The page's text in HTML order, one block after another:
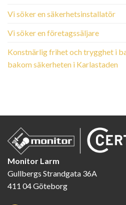
Vi söker en säkerhetsinstallatör
Vi söker en företagssäljare
Konstnärlig frihet och trygghet i
bakom säkerheten i Karlastaden
Monitor Larm
Gullbergs Strandgata 36A
411 04 Göteborg